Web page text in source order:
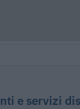
e servizi